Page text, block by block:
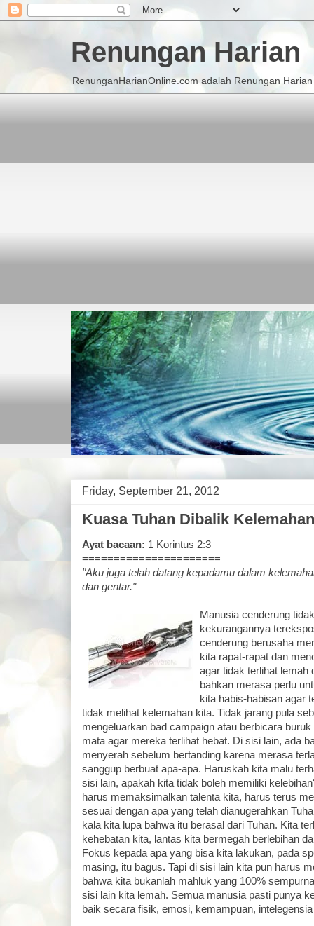
Renungan Harian
RenunganHarianOnline.com adalah Renungan
Friday, September 21, 2012
Kuasa Tuhan Dibalik Kelemahan
Ayat bacaan: 1 Korintus 2:3
======================
"Aku juga telah datang kepadamu dalam
dan gentar."
Manusia cenderung
kekurangannya
cenderung berusaha
kita rapat-rapat dan
agar tidak terlihat lemah
bahkan merasa perlu
kita habis-habisan agar
tidak melihat kelemahan kita. Tidak jarang pula
mengeluarkan bad campaign atau berbicara
mata agar mereka terlihat hebat. Di sisi lain, ada
menyerah sebelum bertanding karena merasa
sanggup berbuat apa-apa. Haruskah kita malu
sisi lain, apakah kita tidak boleh memiliki
harus memaksimalkan talenta kita, harus terus
sesuai dengan apa yang telah dianugerahkan
kala kita lupa bahwa itu berasal dari Tuhan. Kita
kehebatan kita, lantas kita bermegah berlebihan
Fokus kepada apa yang bisa kita lakukan, pada
masing, itu bagus. Tapi di sisi lain kita pun harus
bahwa kita bukanlah mahluk yang 100%
sisi lain kita lemah. Semua manusia pasti punya
baik secara fisik, emosi, kemampuan,